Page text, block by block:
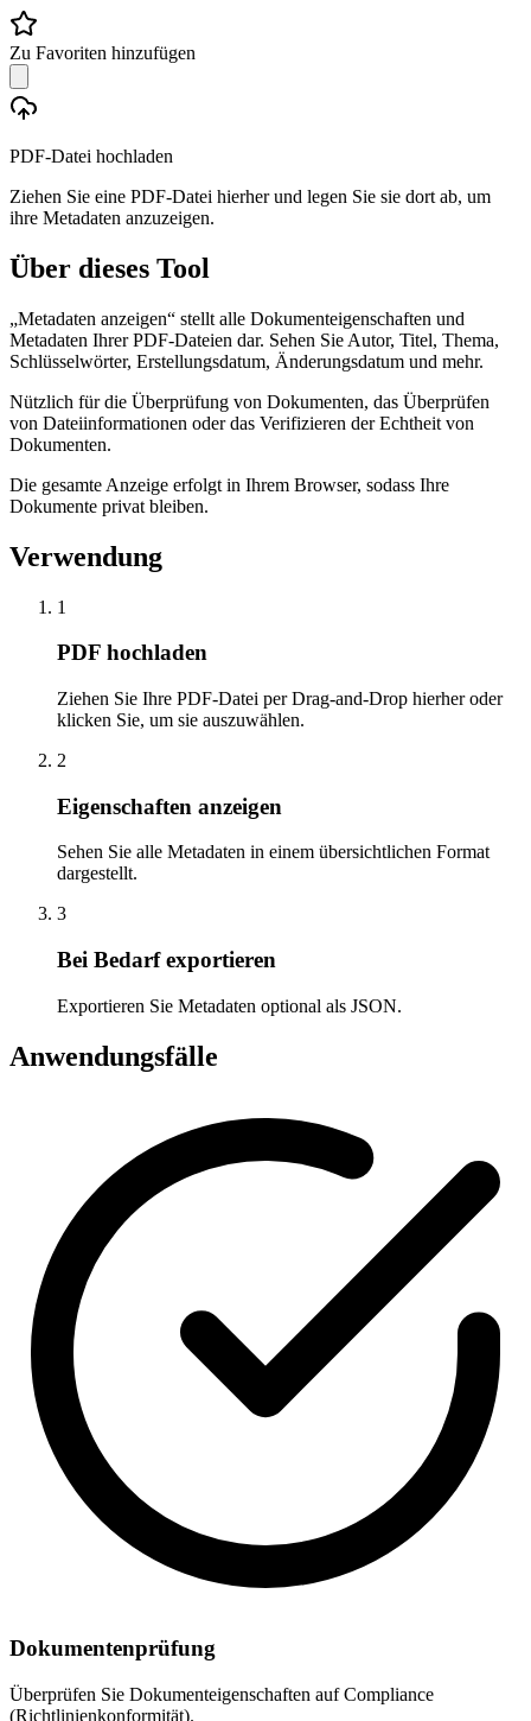
Zu Favoriten hinzufügen
PDF-Datei hochladen
Ziehen Sie eine PDF-Datei hierher und legen Sie sie dort ab, um
ihre Metadaten anzuzeigen.
Über dieses Tool
„Metadaten anzeigen“ stellt alle Dokumenteigenschaften und
Metadaten Ihrer PDF-Dateien dar. Sehen Sie Autor, Titel, Thema,
Schlüsselwörter, Erstellungsdatum, Änderungsdatum und mehr.
Nützlich für die Überprüfung von Dokumenten, das Überprüfen
von Dateiinformationen oder das Verifizieren der Echtheit von
Dokumenten.
Die gesamte Anzeige erfolgt in Ihrem Browser, sodass Ihre
Dokumente privat bleiben.
Verwendung
1
PDF hochladen
Ziehen Sie Ihre PDF-Datei per Drag-and-Drop hierher oder
klicken Sie, um sie auszuwählen.
2
Eigenschaften anzeigen
Sehen Sie alle Metadaten in einem übersichtlichen Format
dargestellt.
3
Bei Bedarf exportieren
Exportieren Sie Metadaten optional als JSON.
Anwendungsfälle
Dokumentenprüfung
Überprüfen Sie Dokumenteigenschaften auf Compliance
(Richtlinienkonformität).